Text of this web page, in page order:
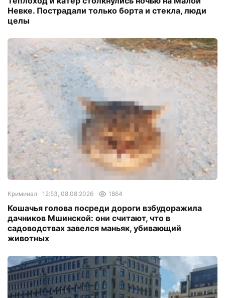
Невке. Пострадали только борта и стекла, люди
целы
Криминал 12:53, 08.08.2026 1864
Кошачья голова посреди дороги взбудоражила
дачников Мшинской: они считают, что в
садоводствах завелся маньяк, убивающий
животных